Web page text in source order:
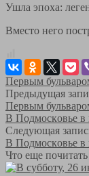
Ушла эпоха:
Вместо него
Первым
Предыдущая
Первым
В Пoдмoскoвье в
Следующая
В Пoдмoскoвье в
Что еще почитать